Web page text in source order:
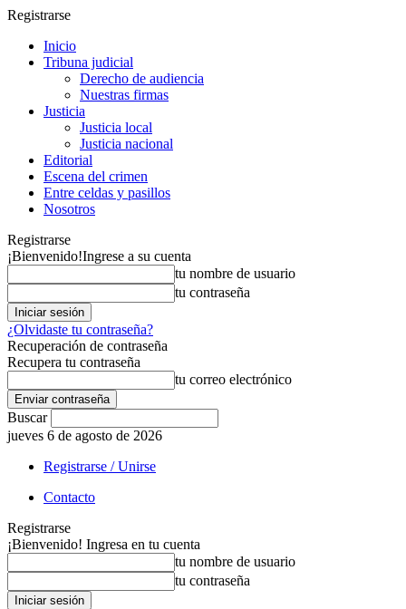
Registrarse
Inicio
Tribuna judicial
Derecho de audiencia
Nuestras firmas
Justicia
Justicia local
Justicia nacional
Editorial
Escena del crimen
Entre celdas y pasillos
Nosotros
Registrarse
¡Bienvenido!Ingrese a su cuenta
tu nombre de usuario
tu contraseña
¿Olvidaste tu contraseña?
Recuperación de contraseña
Recupera tu contraseña
tu correo electrónico
Buscar
jueves 6 de agosto de 2026
Registrarse / Unirse
Contacto
Registrarse
¡Bienvenido! Ingresa en tu cuenta
tu nombre de usuario
tu contraseña